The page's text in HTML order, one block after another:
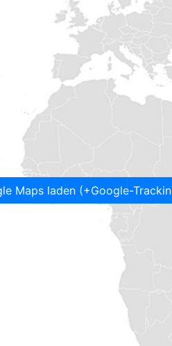
Maps laden (+Google-